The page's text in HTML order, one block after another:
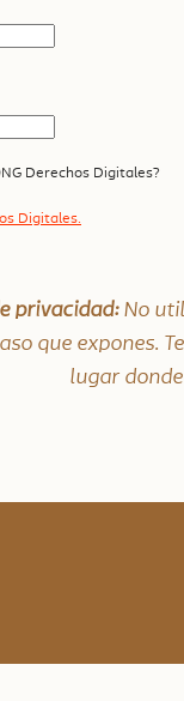
Derechos Digitales?
Digitales.
privacidad:No
que expones.
lugar